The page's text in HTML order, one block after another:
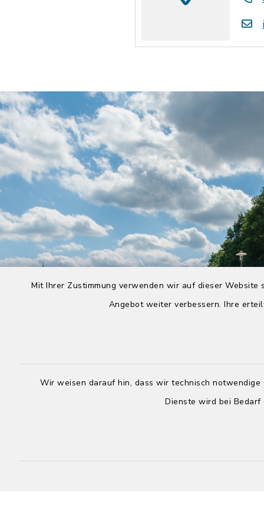
Mit Ihrer Zustimmung verwenden wir auf dieser
Angebot weiter verbessern. Ihre
Wir weisen darauf hin, dass wir technisch
Dienste wird bei